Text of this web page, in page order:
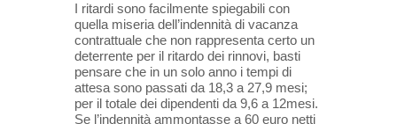
I ritardi sono facilmente spiegabili con
quella miseria dell’indennità di vacanza
contrattuale che non rappresenta certo un
deterrente per il ritardo dei rinnovi, basti
pensare che in un solo anno i tempi di
attesa sono passati da 18,3 a 27,9 mesi;
per il totale dei dipendenti da 9,6 a 12mesi.
Se l’indennità ammontasse a 60 euro netti